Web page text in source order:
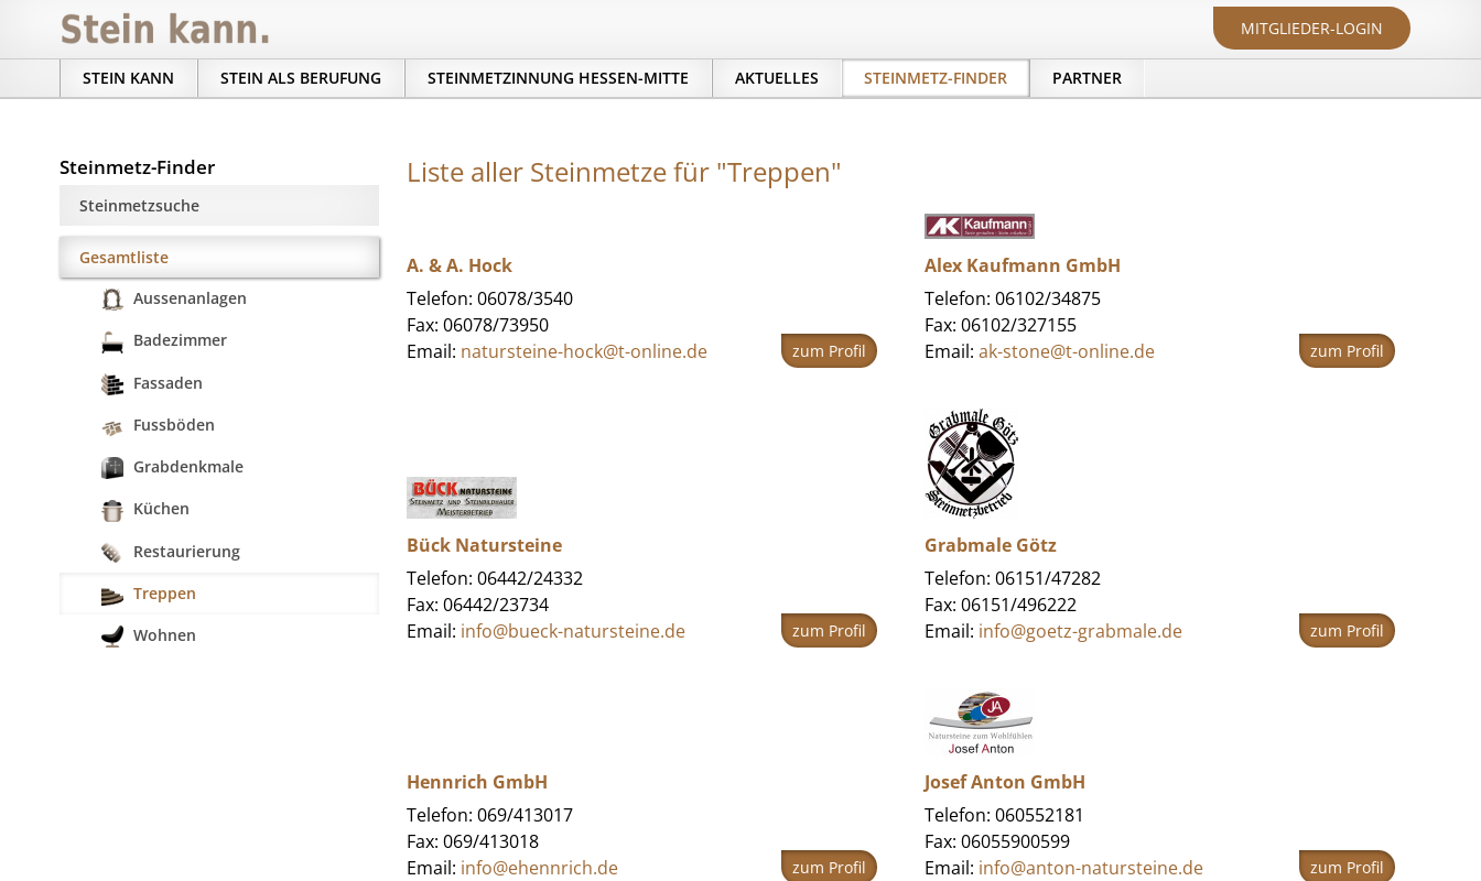
MITGLIEDER-LOGIN
STEIN KANN STEIN ALS BERUFUNG STEINMETZINNUNG HESSEN-MITTE AKTUELLES STEINMETZ-FINDER PARTNER
Steinmetz-Finder
Steinmetzsuche
Gesamtliste
Aussenanlagen
Badezimmer
Fassaden
Fussböden
Grabdenkmale
Küchen
Restaurierung
Treppen
Wohnen
Liste aller Steinmetze für "Treppen"
A. & A. Hock
Telefon: 06078/3540
Fax: 06078/73950
Email: natursteine-hock@t-online.de zum Profil
Alex Kaufmann GmbH
Telefon: 06102/34875
Fax: 06102/327155
Email: ak-stone@t-online.de zum Profil
Bück Natursteine
Telefon: 06442/24332
Fax: 06442/23734
Email: info@bueck-natursteine.de zum Profil
Grabmale Götz
Telefon: 06151/47282
Fax: 06151/496222
Email: info@goetz-grabmale.de zum Profil
Hennrich GmbH
Telefon: 069/413017
Fax: 069/413018
Email: info@ehennrich.de zum Profil
Josef Anton GmbH
Telefon: 060552181
Fax: 06055900599
Email: info@anton-natursteine.de zum Profil